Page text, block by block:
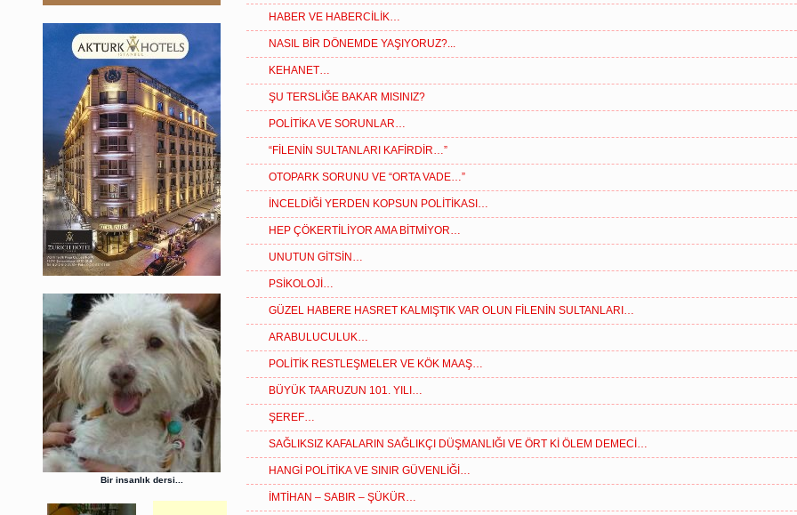
Bir insanlık dersi...
HABER VE HABERCİLİK…
NASIL BİR DÖNEMDE YAŞIYORUZ?...
KEHANET…
ŞU TERSLİĞE BAKAR MISINIZ?
POLİTİKA VE SORUNLAR…
“FİLENİN SULTANLARI KAFİRDİR…”
OTOPARK SORUNU VE “ORTA VADE…”
İNCELDİĞİ YERDEN KOPSUN POLİTİKASI…
HEP ÇÖKERTİLİYOR AMA BİTMİYOR…
UNUTUN GİTSİN…
PSİKOLOJİ…
GÜZEL HABERE HASRET KALMIŞTIK VAR OLUN FİLENİN SULTANLARI…
ARABULUCULUK…
POLİTİK RESTLEŞMELER VE KÖK MAAŞ…
BÜYÜK TAARUZUN 101. YILI…
ŞEREF…
SAĞLIKSIZ KAFALARIN SAĞLIKÇI DÜŞMANLIĞI VE ÖRT Kİ ÖLEM DEMECİ…
HANGİ POLİTİKA VE SINIR GÜVENLİĞİ…
İMTİHAN – SABIR – ŞÜKÜR…